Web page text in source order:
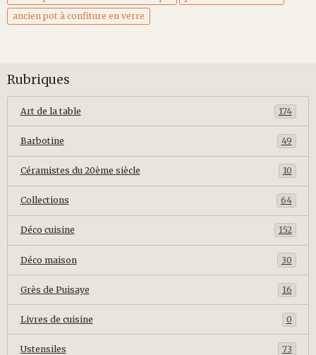
ancien pot à confiture en verre
Rubriques
Art de la table 174
Barbotine 49
Céramistes du 20ème siècle 10
Collections 64
Déco cuisine 152
Déco maison 30
Grès de Puisaye 16
Livres de cuisine 0
Ustensiles 73